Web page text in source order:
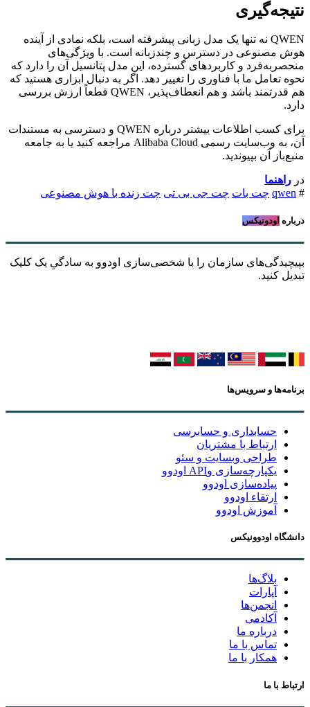
نتیجه‌گیری
QWEN نه تنها یک مدل زبانی پیشرفته است، بلکه نمادی از آینده
هوش مصنوعی در دسترس و چندزبانه است. با ویژگی‌های
منحصربه‌فرد و کاربردهای گسترده، این مدل پتانسیل آن را دارد که
نحوه تعامل ما با فناوری را تغییر دهد. اگر به دنبال ابزاری هستید که
هم قدرتمند باشد و هم انعطاف‌پذیر، QWEN قطعاً ارزش بررسی
دارد.
برای کسب اطلاعات بیشتر درباره QWEN و دسترسی به مستندات
آن، به وب‌سایت رسمی Alibaba Cloud مراجعه کنید یا به جامعه
منبع‌باز آن بپیوندید.
در راهنما
#
qwen چت بات چت جی بی تی چت زنده با هوش مصنوعی
درباره اودونیکس
بپیچیدگی‌های سازمان را با شخصی‌سازی اودوو به سادگیِ یک کلیک
تبدیل کنید.
برنامه‌ها و سرویس‌ها
حسابداری و حسابرسی
ارتباط با مشتریان
طراحی وبسایت و سئو
یکپارچه‌سازی وAPI اودوو
پیاده‌سازی اودوو
ارتقاء اودوو
آموزش اودوو
دانشگاه اودوونیکس
بلاگ‌ها
آپارات
انجمن‌ها
آکادمی
درباره ما
تماس با ما
همکار با ما
ارتباط با ما